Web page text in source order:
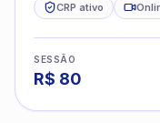
CRP ativo
SESSÃO
R$ 80